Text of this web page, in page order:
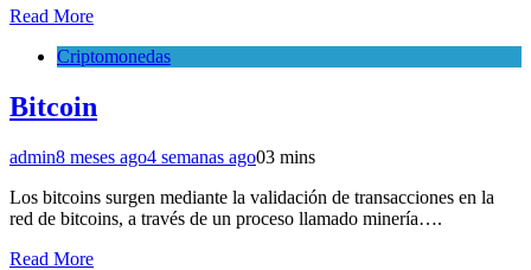
Read More
Criptomonedas
Bitcoin
admin8 meses ago4 semanas ago03 mins
Los bitcoins surgen mediante la validación de transacciones en la
red de bitcoins, a través de un proceso llamado minería….
Read More